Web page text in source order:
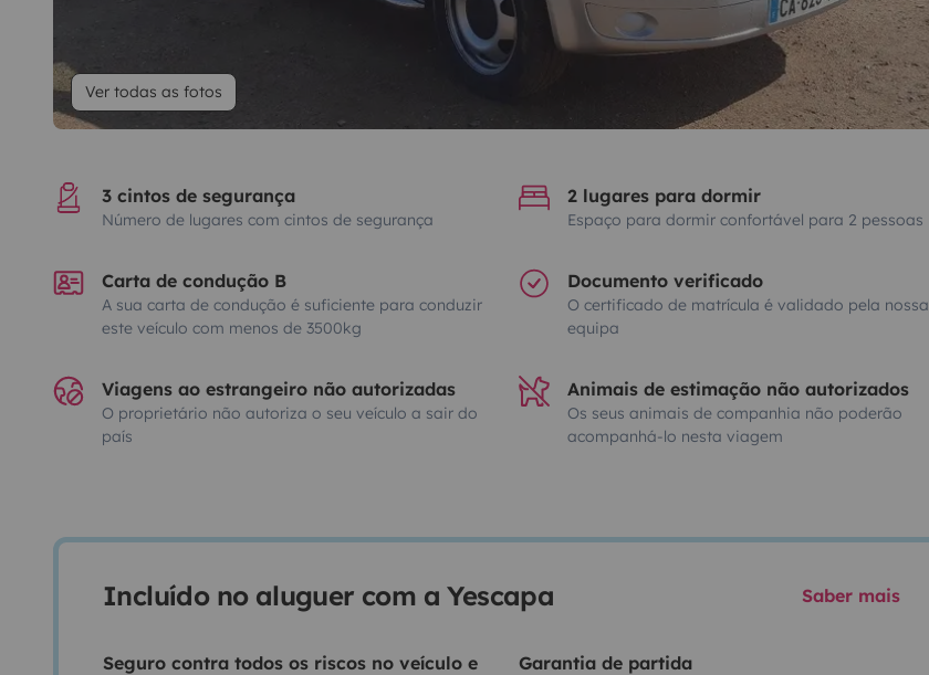
Ver todas as fotos
3 cintos de segurança
Número de lugares com cintos de segurança
2 lugares para dormir
Espaço para dormir confortável para 2 pessoas
Carta de condução B
A sua carta de condução é suficiente para conduzir
este veículo com menos de 3500kg
Documento verificado
O certificado de matrícula é validado pela nossa
equipa
Viagens ao estrangeiro não autorizadas
O proprietário não autoriza o seu veículo a sair do
país
Animais de estimação não autorizados
Os seus animais de companhia não poderão
acompanhá-lo nesta viagem
Incluído no aluguer com a Yescapa Saber mais
Seguro contra todos os riscos no veículo e
Garantia de partida